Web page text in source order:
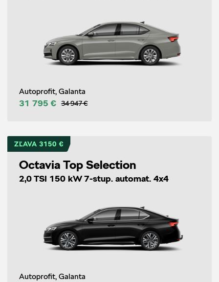
Autoprofit, Galanta
31 795 € 34 947 €
ZĽAVA 3150 €
Octavia Top Selection
2,0 TSI 150 kW 7-stup. automat. 4x4
Autoprofit, Galanta